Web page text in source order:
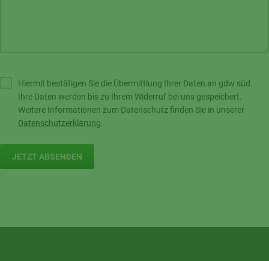
Hiermit bestätigen Sie die Übermittlung Ihrer Daten an gdw süd.
Ihre Daten werden bis zu Ihrem Widerruf bei uns gespeichert.
Weitere Informationen zum Datenschutz finden Sie in unserer
Datenschutzerklärung
JETZT ABSENDEN